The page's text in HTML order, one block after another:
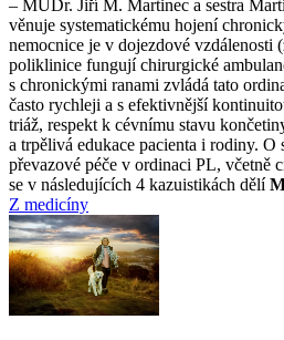
–⁠ MUDr. Jiří M. Martinec a sestra
věnuje systematickému hojení
nemocnice je v dojezdové vzdálenosti
poliklinice fungují chirurgické
s chronickými ranami zvládá tato
často rychleji a s efektivnější
triáž, respekt k cévnímu stavu
a trpělivá edukace pacienta i rodiny. O
převazové péče v ordinaci PL, včetně
se v následujících 4 kazuistikách dělí
Z medicíny